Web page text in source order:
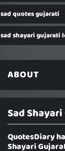
sad quotes gujarati
sad shayari gujarati
ABOUT
Sad
QuotesDiary
Shayari